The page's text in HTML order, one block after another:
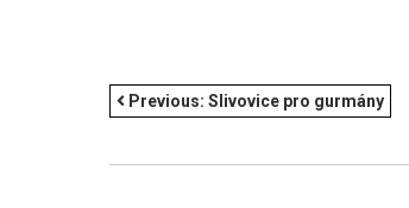
NAVIGACE
Previous: Slivovice pro gurmány